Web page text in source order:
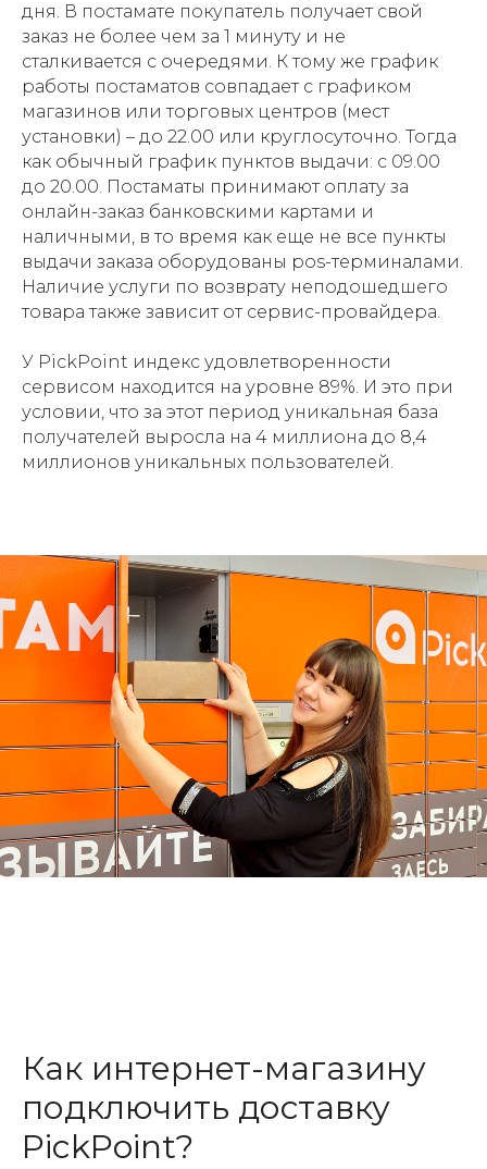
дня. В постамате покупатель получает свой
заказ не более чем за 1 минуту и не
сталкивается с очередями. К тому же график
работы постаматов совпадает с графиком
магазинов или торговых центров (мест
установки) – до 22.00 или круглосуточно. Тогда
как обычный график пунктов выдачи: с 09.00
до 20.00. Постаматы принимают оплату за
онлайн-заказ банковскими картами и
наличными, в то время как еще не все пункты
выдачи заказа оборудованы pos-терминалами.
Наличие услуги по возврату неподошедшего
товара также зависит от сервис-провайдера.
У PickPoint индекс удовлетворенности
сервисом находится на уровне 89%. И это при
условии, что за этот период уникальная база
получателей выросла на 4 миллиона до 8,4
миллионов уникальных пользователей.
Как интернет-магазину
подключить доставку
PickPoint?